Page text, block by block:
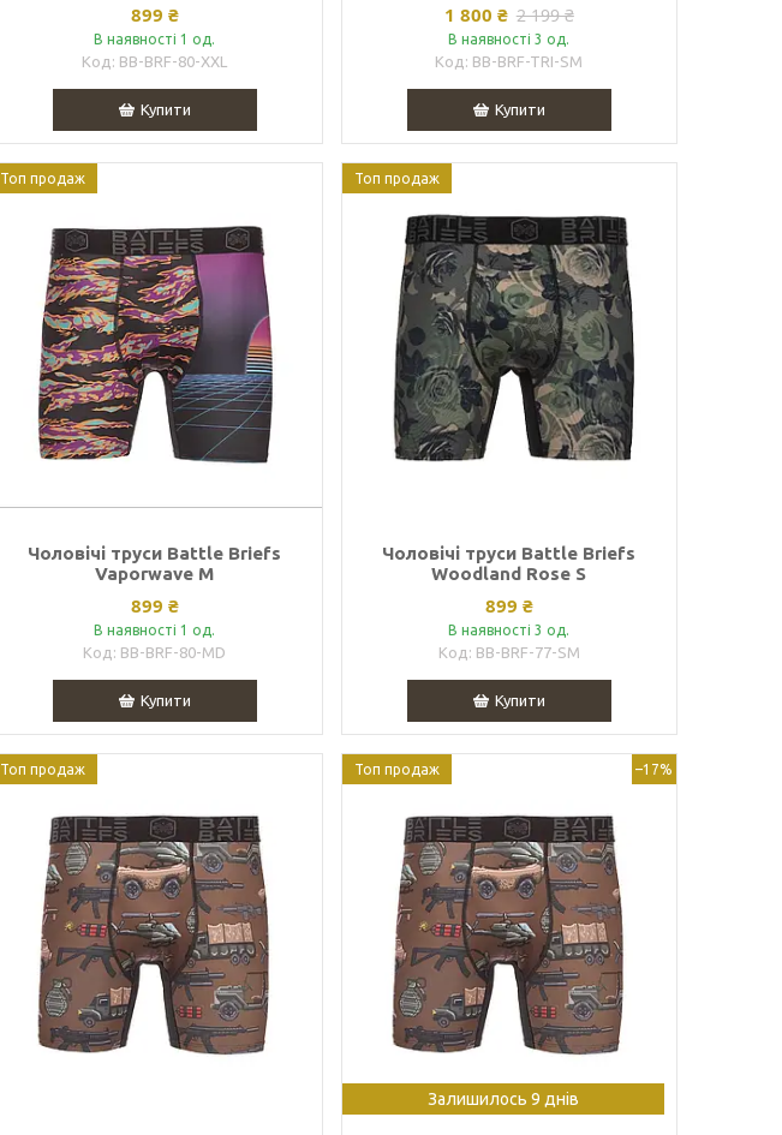
899 ₴
В наявності 1 од.
BB-BRF-80-XXL
Купити
1 800 ₴ 2 199 ₴
В наявності 3 од.
BB-BRF-TRI-SM
Купити
Топ продаж
Чоловічі труси Battle Briefs
Vaporwave M
899 ₴
В наявності 1 од.
BB-BRF-80-MD
Купити
Топ продаж
Чоловічі труси Battle Briefs
Woodland Rose S
899 ₴
В наявності 3 од.
BB-BRF-77-SM
Купити
Топ продаж Топ продаж –17%
Залишилось 9 днів